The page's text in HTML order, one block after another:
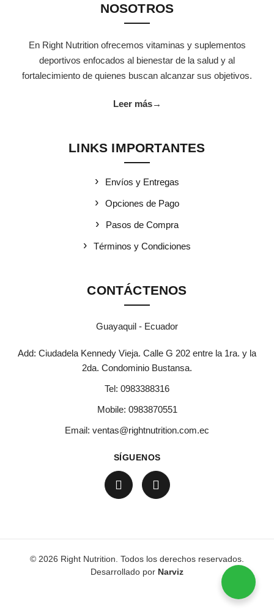
NOSOTROS
En Right Nutrition ofrecemos vitaminas y suplementos
deportivos enfocados al bienestar de la salud y al
fortalecimiento de quienes buscan alcanzar sus objetivos.
Leer más→
LINKS IMPORTANTES
Envíos y Entregas
Opciones de Pago
Pasos de Compra
Términos y Condiciones
CONTÁCTENOS
Guayaquil - Ecuador
Add: Ciudadela Kennedy Vieja. Calle G 202 entre la 1ra. y la
2da. Condominio Bustansa.
Tel: 0983388316
Mobile: 0983870551
Email: ventas@rightnutrition.com.ec
SÍGUENOS
© 2026 Right Nutrition. Todos los derechos reservados.
Desarrollado por Narviz